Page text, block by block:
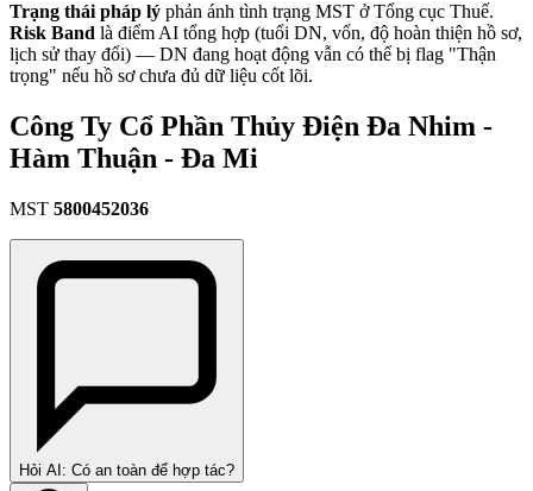
Trạng thái pháp lý phản ánh tình trạng MST ở Tổng cục Thuế.
Risk Band là điểm AI tổng hợp (tuổi DN, vốn, độ hoàn thiện hồ sơ,
lịch sử thay đổi) — DN đang hoạt động vẫn có thể bị flag "Thận
trọng" nếu hồ sơ chưa đủ dữ liệu cốt lõi.
Công Ty Cổ Phần Thủy Điện Đa Nhim -
Hàm Thuận - Đa Mi
MST 5800452036
Hỏi AI: Có an toàn để hợp tác?